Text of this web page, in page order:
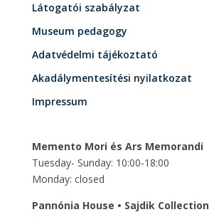
Látogatói szabályzat
Museum pedagogy
Adatvédelmi tájékoztató
Akadálymentesítési nyilatkozat
Impressum
Memento Mori és Ars Memorandi
Tuesday- Sunday: 10:00-18:00
Monday: closed
Pannónia House • Sajdik Collection